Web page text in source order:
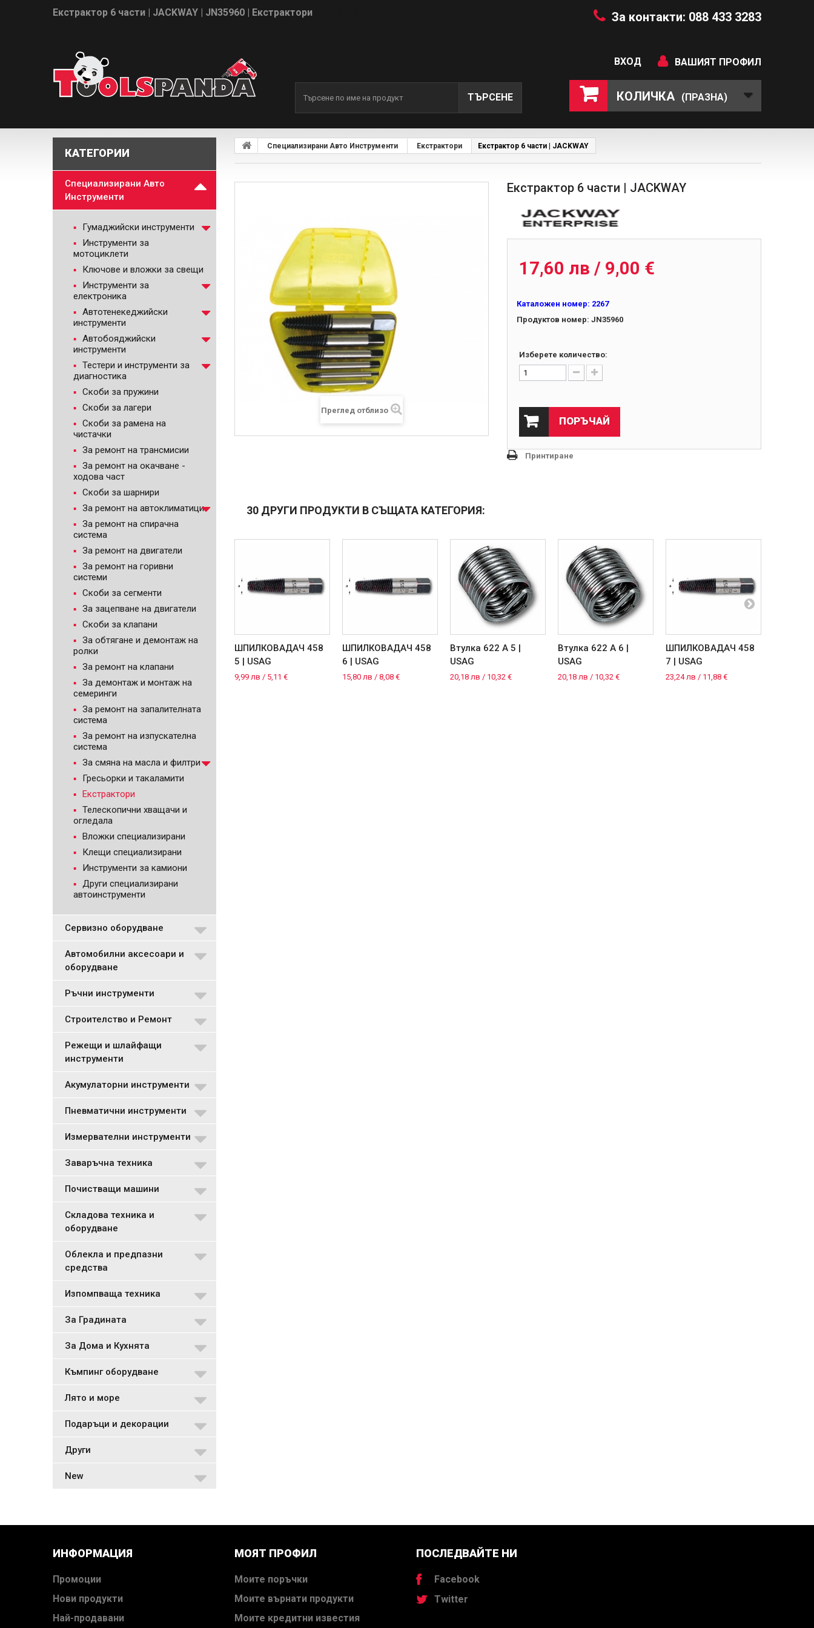
Екстрактор 6 части | JACKWAY | JN35960 | Екстрактори За контакти: 088 433 3283
ВАШИЯТ ПРОФИЛ
ВХОД
КОЛИЧКА (ПРАЗНА)
ТЪРСЕНЕ
КАТЕГОРИИ
Специализирани Авто
Инструменти
Гумаджийски инструменти
Инструменти за
мотоциклети
Ключове и вложки за свещи
Инструменти за
електроника
Автотенекеджийски
инструменти
Автобояджийски
инструменти
Тестери и инструменти за
диагностика
Скоби за пружини
Скоби за лагери
Скоби за рамена на
чистачки
За ремонт на трансмисии
За ремонт на окачване -
ходова част
Скоби за шарнири
За ремонт на автоклиматици
За ремонт на спирачна
система
За ремонт на двигатели
За ремонт на горивни
системи
Скоби за сегменти
За зацепване на двигатели
Скоби за клапани
За обтягане и демонтаж на
ролки
За ремонт на клапани
За демонтаж и монтаж на
семеринги
За ремонт на запалителната
система
За ремонт на изпускателна
система
За смяна на масла и филтри
Гресьорки и такаламити
Екстрактори
Телескопични хващачи и
огледала
Вложки специализирани
Клещи специализирани
Инструменти за камиони
Други специализирани
автоинструменти
Сервизно оборудване
Автомобилни аксесоари и
оборудване
Ръчни инструменти
Строителство и Ремонт
Режещи и шлайфащи
инструменти
Акумулаторни инструменти
Пневматични инструменти
Измервателни инструменти
Заваръчна техника
Почистващи машини
Складова техника и
оборудване
Облекла и предпазни
средства
Изпомпваща техника
За Градината
За Дома и Кухнята
Къмпинг оборудване
Лято и море
Подаръци и декорации
Други
New
Специализирани Авто Инструменти Екстрактори Екстрактор 6 части | JACKWAY
Преглед отблизо
Екстрактор 6 части | JACKWAY
17,60 лв / 9,00 €
Каталожен номер: 2267
Продуктов номер: JN35960
Изберете количество:
ПОРЪЧАЙ
Принтиране
30 ДРУГИ ПРОДУКТИ В СЪЩАТА КАТЕГОРИЯ:
ШПИЛКОВАДАЧ 458
5 | USAG
9,99 лв / 5,11 €
ШПИЛКОВАДАЧ 458
6 | USAG
15,80 лв / 8,08 €
Втулка 622 A 5 |
USAG
20,18 лв / 10,32 €
Втулка 622 A 6 |
USAG
20,18 лв / 10,32 €
ШПИЛКОВАДАЧ 458
7 | USAG
23,24 лв / 11,88 €
ИНФОРМАЦИЯ
Промоции
Нови продукти
Най-продавани
МОЯТ ПРОФИЛ
Моите поръчки
Моите върнати продукти
Моите кредитни известия
ПОСЛЕДВАЙТЕ НИ
Facebook
Twitter